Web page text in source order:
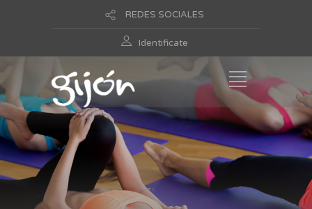
REDES SOCIALES
Identificate